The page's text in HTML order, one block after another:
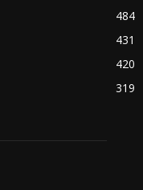
484
431
420
319